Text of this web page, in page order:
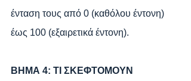
ένταση τους από 0 (καθόλου έντονη)
έως 100 (εξαιρετικά έντονη).
ΒΗΜΑ 4: ΤΙ ΣΚΕΦΤΟMOYN